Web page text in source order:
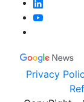
Privacy